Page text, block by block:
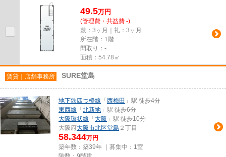
49.5万円
(管理費・共益費 -)
敷：3ヶ月｜礼：3ヶ月
所在階：1階
間取り：-
面積：54.78㎡
賃貸｜店舗事務所 SURE堂島
地下鉄四つ橋線 「 西梅田 」駅 徒歩4分
東西線 「 北新地 」駅 徒歩6分
大阪環状線 「 大阪 」駅 徒歩10分
大阪府大阪市北区堂島 ２丁目
58.344万円
築年数：築39年 ｜募集中： 1室